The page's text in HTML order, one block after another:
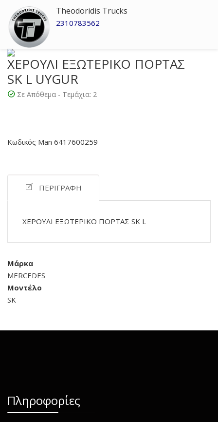
Theodoridis Trucks
2310783562
ΧΕΡΟΥΛΙ ΕΞΩΤΕΡΙΚΟ ΠΟΡΤΑΣ
SK L UYGUR
Σε Απόθεμα - Τεμάχια: 2
Κωδικός Man 6417600259
ΠΕΡΙΓΡΑΦΉ
ΧΕΡΟΥΛΙ ΕΞΩΤΕΡΙΚΟ ΠΟΡΤΑΣ SK L
Μάρκα
MERCEDES
Μοντέλο
SK
Πληροφορίες